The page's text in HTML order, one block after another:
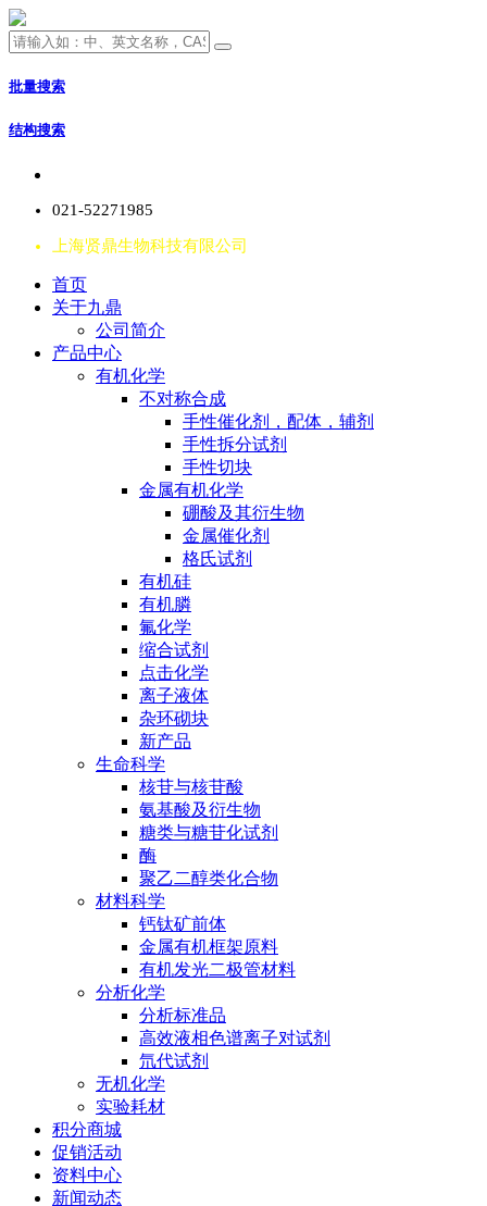
批量搜索
结构搜索
021-52271985
上海贤鼎生物科技有限公司
首页
关于九鼎
公司简介
产品中心
有机化学
不对称合成
手性催化剂，配体，辅剂
手性拆分试剂
手性切块
金属有机化学
硼酸及其衍生物
金属催化剂
格氏试剂
有机硅
有机膦
氟化学
缩合试剂
点击化学
离子液体
杂环砌块
新产品
生命科学
核苷与核苷酸
氨基酸及衍生物
糖类与糖苷化试剂
酶
聚乙二醇类化合物
材料科学
钙钛矿前体
金属有机框架原料
有机发光二极管材料
分析化学
分析标准品
高效液相色谱离子对试剂
氘代试剂
无机化学
实验耗材
积分商城
促销活动
资料中心
新闻动态